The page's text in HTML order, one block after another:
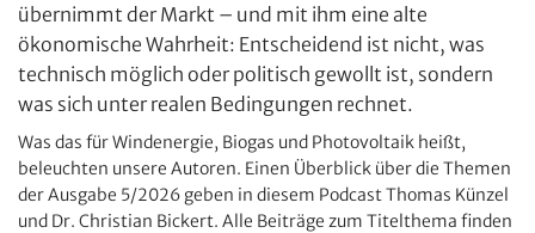
übernimmt der Markt – und mit ihm eine alte
ökonomische Wahrheit: Entscheidend ist nicht, was
technisch möglich oder politisch gewollt ist, sondern
was sich unter realen Bedingungen rechnet.
Was das für Windenergie, Biogas und Photovoltaik heißt,
beleuchten unsere Autoren. Einen Überblick über die Themen
der Ausgabe 5/2026 geben in diesem Podcast Thomas Künzel
und Dr. Christian Bickert. Alle Beiträge zum Titelthema finden